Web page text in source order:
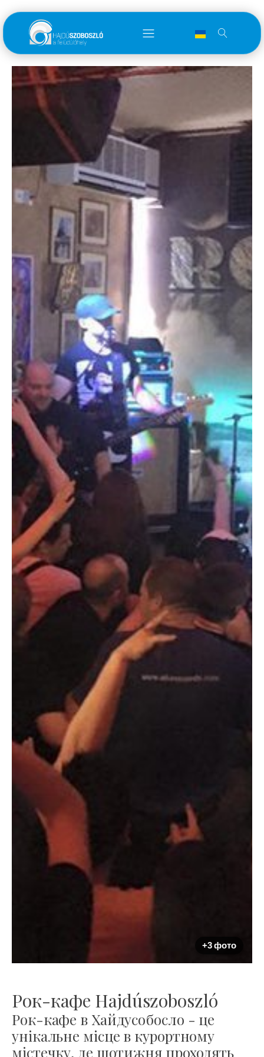
+3 фото
Рок-кафе Hajdúszoboszló
Рок-кафе в Хайдусобосло - це
унікальне місце в курортному
містечку, де щотижня проходять